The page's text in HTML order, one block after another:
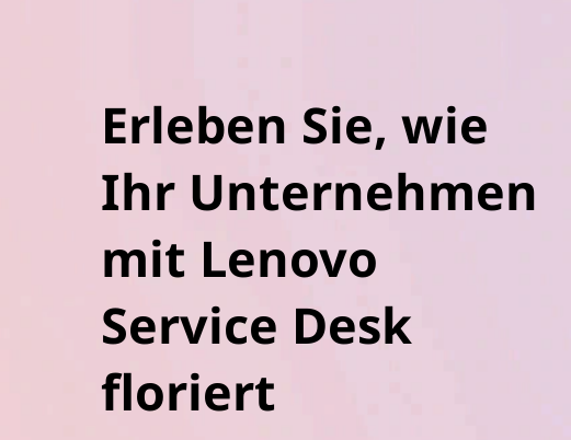
Erleben Sie, wie
Ihr Unternehmen
mit Lenovo
Service Desk
floriert